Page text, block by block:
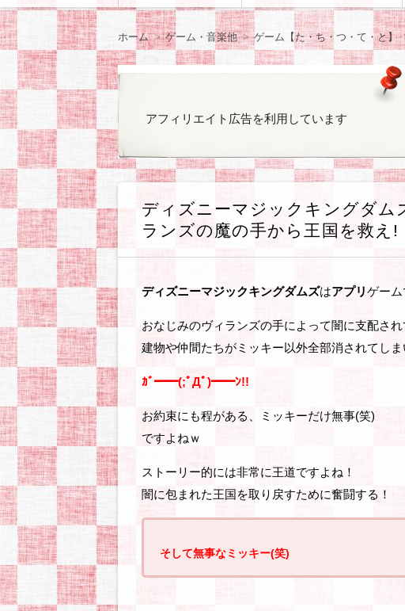
ン
ツ
へ
観察日記
ラノベやコミックの感想等
ゲームのプレイ日記や感想等
オカンと乳がん
気になったもの
ぽっちゃりファッション
お知らせ
ホーム
ゲーム・音楽他 ゲーム【た・ち・つ・て・と】
アフィリエイト広告を利用しています
ディズニーマジックキングダム
ランズの魔の手から王国を救え!
ディズニーマジックキングダムズはアプリゲーム
おなじみのヴィランズの手によって闇に支配され
建物や仲間たちがミッキー以外全部消されてしま
ｶﾞ━━(;ﾟДﾟ)━━ﾝ!!
お約束にも程がある、ミッキーだけ無事(笑)
ですよねｗ
ストーリー的には非常に王道ですよね！
闇に包まれた王国を取り戻すために奮闘する！
そして無事なミッキー(笑)